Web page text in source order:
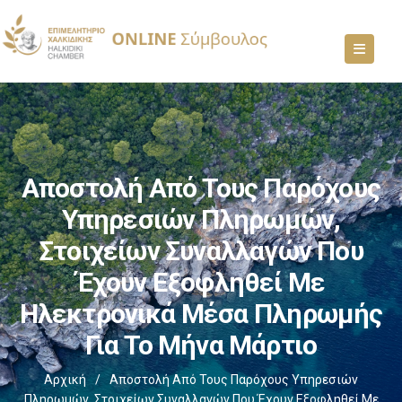
Αποστολή Από Τους Παρόχους
Υπηρεσιών Πληρωμών,
Στοιχείων Συναλλαγών Που
Έχουν Εξοφληθεί Με
Ηλεκτρονικά Μέσα Πληρωμής
Για Το Μήνα Μάρτιο
Αρχική /
Αποστολή Από Τους Παρόχους Υπηρεσιών